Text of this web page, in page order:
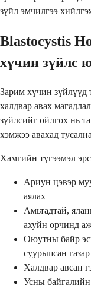
зүйл эмчилгээ
Blastocystis
хүчин зүйлс
Зарим хүчин зүйлүүд
халдвар авах
зүйлсийг ойлгох нь
хэмжээ авахад
Хамгийн түгээмэл
Ариун цэвэр
аялах
Амьтадтай,
ахуйн орчинд
Оюутны байр
суурьшсан
Халдвар авсан
Усны байгалийн